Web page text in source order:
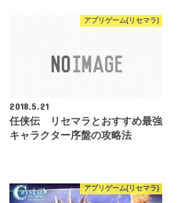
アプリゲーム(リセマラ)
2018.5.21
任侠伝 リセマラとおすすめ最強
キャラクター序盤の攻略法
アプリゲーム(リセマラ)